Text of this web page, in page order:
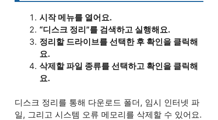
시작 메뉴를 열어요.
“디스크 정리”를 검색하고 실행해요.
정리할 드라이브를 선택한 후 확인을 클릭해
요.
삭제할 파일 종류를 선택하고 확인을 클릭해
요.
디스크 정리를 통해 다운로드 폴더, 임시 인터넷 파
일, 그리고 시스템 오류 메모리를 삭제할 수 있어요.